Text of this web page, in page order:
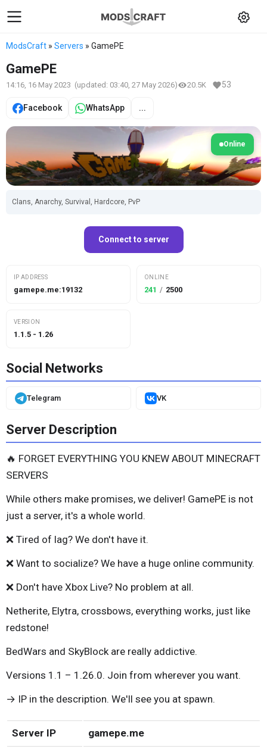
ModsCraft » Servers » GamePE
GamePE
14:16, 16 May 2023 (updated: 03:40, 27 May 2026) 20.5K 53
Facebook WhatsApp ...
Online
Clans, Anarchy, Survival, Hardcore, PvP
Connect to server
IP ADDRESS
gamepe.me:19132
ONLINE
241 / 2500
VERSION
1.1.5 - 1.26
Social Networks
Telegram VK
Server Description
🔥 FORGET EVERYTHING YOU KNEW ABOUT MINECRAFT
SERVERS
While others make promises, we deliver! GamePE is not
just a server, it's a whole world.
❌ Tired of lag? We don't have it.
❌ Want to socialize? We have a huge online community.
❌ Don't have Xbox Live? No problem at all.
Netherite, Elytra, crossbows, everything works, just like
redstone!
BedWars and SkyBlock are really addictive.
Versions 1.1 – 1.26.0. Join from wherever you want.
→ IP in the description. We'll see you at spawn.
Server IP gamepe.me